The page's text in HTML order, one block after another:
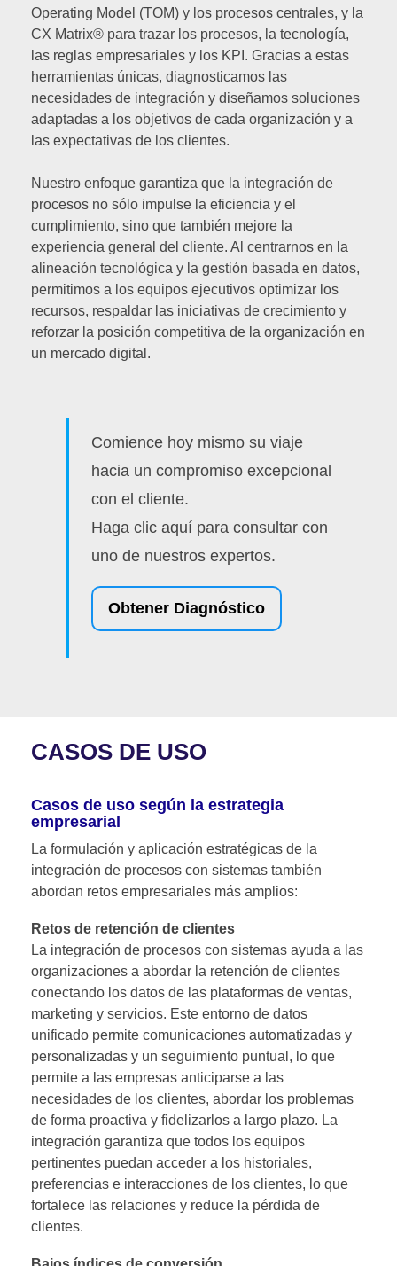
Operating Model (TOM) y los procesos centrales, y la
CX Matrix® para trazar los procesos, la tecnología,
las reglas empresariales y los KPI. Gracias a estas
herramientas únicas, diagnosticamos las
necesidades de integración y diseñamos soluciones
adaptadas a los objetivos de cada organización y a
las expectativas de los clientes.
Nuestro enfoque garantiza que la integración de
procesos no sólo impulse la eficiencia y el
cumplimiento, sino que también mejore la
experiencia general del cliente. Al centrarnos en la
alineación tecnológica y la gestión basada en datos,
permitimos a los equipos ejecutivos optimizar los
recursos, respaldar las iniciativas de crecimiento y
reforzar la posición competitiva de la organización en
un mercado digital.
Comience hoy mismo su viaje
hacia un compromiso excepcional
con el cliente.
Haga clic aquí para consultar con
uno de nuestros expertos.
Obtener Diagnóstico
CASOS DE USO
Casos de uso según la estrategia
empresarial
La formulación y aplicación estratégicas de la
integración de procesos con sistemas también
abordan retos empresariales más amplios:
Retos de retención de clientes
La integración de procesos con sistemas ayuda a las
organizaciones a abordar la retención de clientes
conectando los datos de las plataformas de ventas,
marketing y servicios. Este entorno de datos
unificado permite comunicaciones automatizadas y
personalizadas y un seguimiento puntual, lo que
permite a las empresas anticiparse a las
necesidades de los clientes, abordar los problemas
de forma proactiva y fidelizarlos a largo plazo. La
integración garantiza que todos los equipos
pertinentes puedan acceder a los historiales,
preferencias e interacciones de los clientes, lo que
fortalece las relaciones y reduce la pérdida de
clientes.